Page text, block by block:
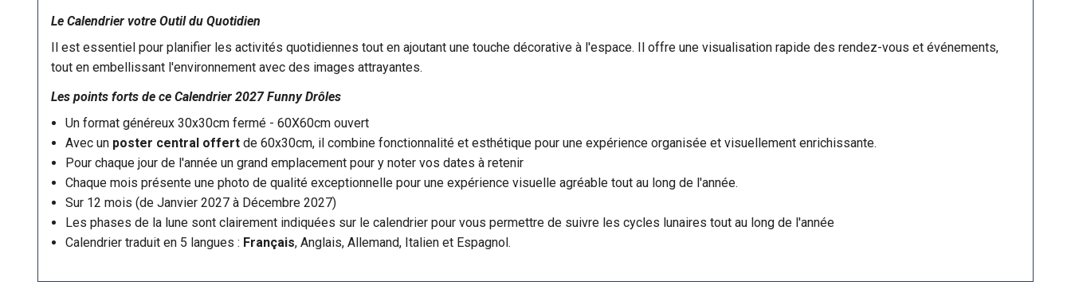
Le Calendrier votre Outil du Quotidien
Il est essentiel pour planifier les activités quotidiennes tout en ajoutant une touche décorative à l'espace. Il offre une visualisation rapide des rendez-vous et événements,
tout en embellissant l'environnement avec des images attrayantes.
Les points forts de ce Calendrier 2027Funny Drôles
Un format généreux 30x30cm fermé - 60X60cm ouvert
Avec un poster central offertde 60x30cm, il combine fonctionnalité et esthétique pour une expérience organisée et visuellement enrichissante.
Pour chaque jour de l'année un grand emplacement pour y noter vos dates à retenir
Chaque mois présente une photo de qualité exceptionnelle pour une expérience visuelle agréable tout au long de l'année.
Sur 12 mois (de Janvier 2027 à Décembre 2027)
Les phases de la lune sont clairement indiquées sur le calendrier pour vous permettre de suivre les cycles lunaires tout au long de l'année
Calendrier traduit en 5 langues : Français, Anglais, Allemand, Italien et Espagnol.